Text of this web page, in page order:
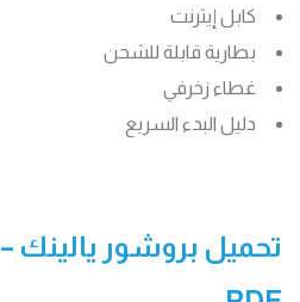
كابل إيثرنت
بطارية قابلة للشحن
غطاء زخرفي
دليل البدء السريع
تحميل بروشور يالينك –